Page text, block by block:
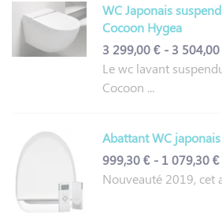
WC Japonais
Cocoon Hygea
3 299,00 € - 3
Le wc lavant
Cocoon ...
Abattant WC
999,30 € - 1 079,30 €
Nouveauté 2019, cet